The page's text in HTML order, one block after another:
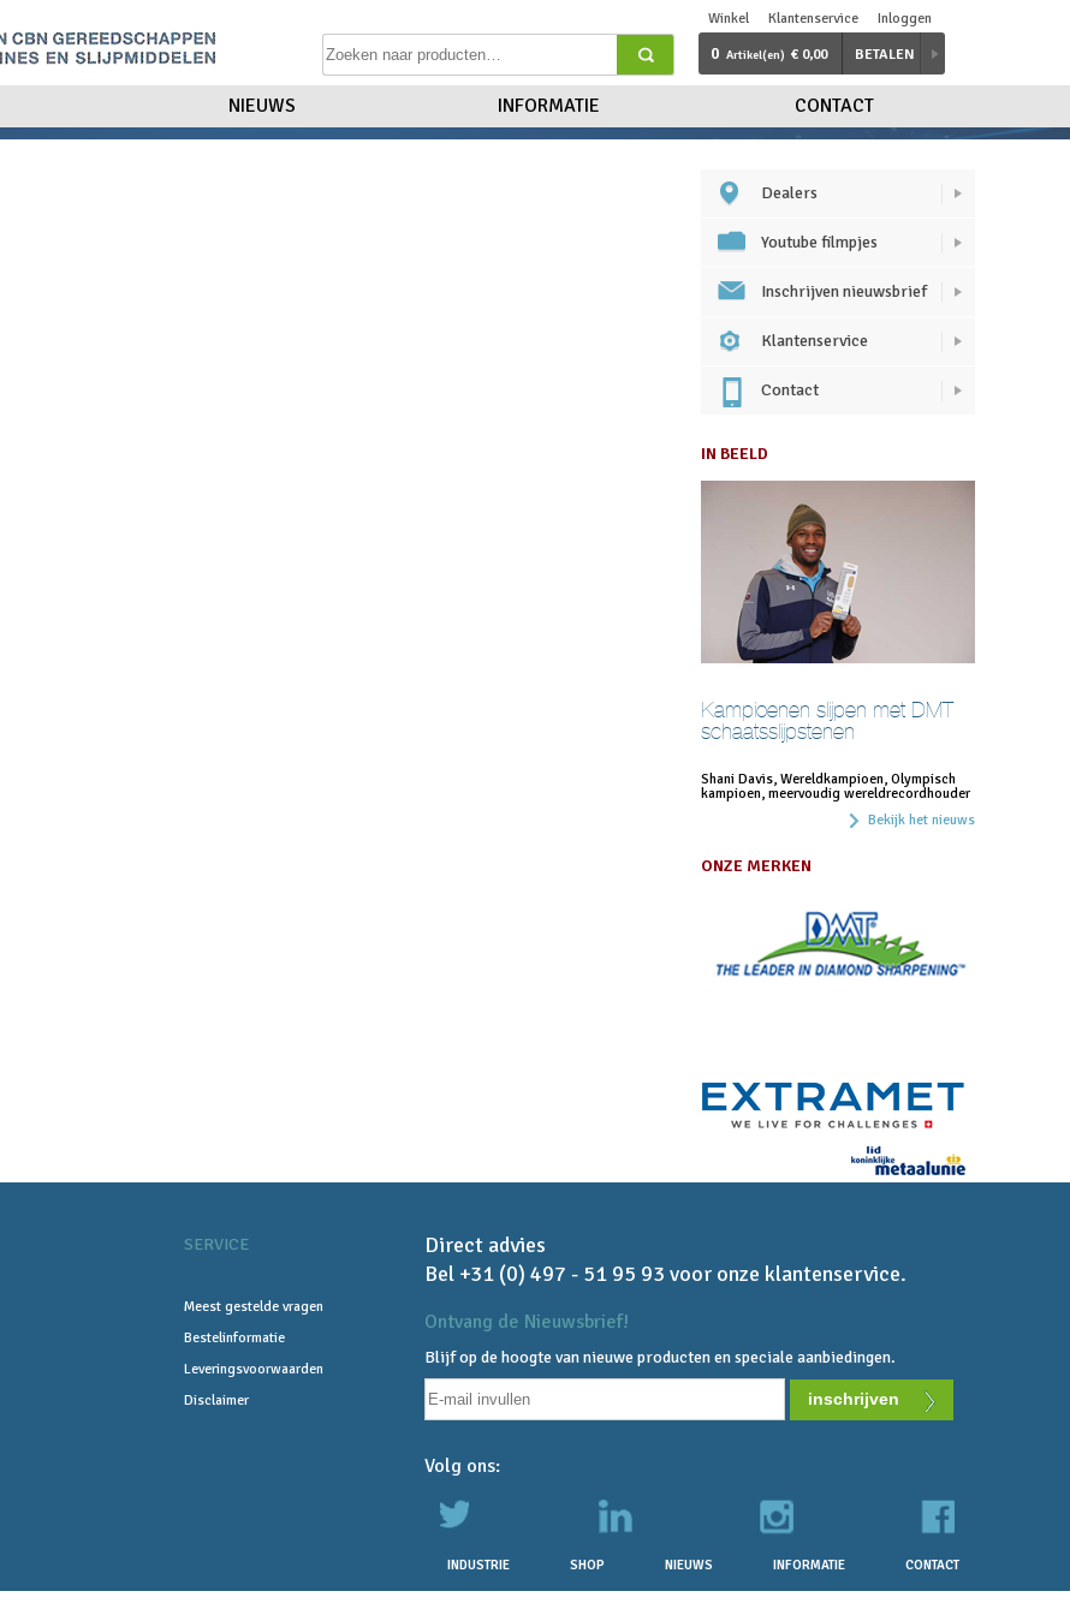
Winkel Klantenservice Inloggen
0 Artikel(en) € 0,00 BETALEN
NIEUWS INFORMATIE CONTACT
Dealers
Youtube filmpjes
Inschrijven nieuwsbrief
Klantenservice
Contact
IN BEELD
Kampioenen slijpen met DMT
schaatsslijpstenen
Shani Davis, Wereldkampioen, Olympisch
kampioen, meervoudig wereldrecordhouder
Bekijk het nieuws
ONZE MERKEN
SERVICE
Meest gestelde vragen
Bestelinformatie
Leveringsvoorwaarden
Disclaimer
Direct advies
Bel +31 (0) 497 - 51 95 93 voor onze klantenservice.
Ontvang de Nieuwsbrief!
Blijf op de hoogte van nieuwe producten en speciale aanbiedingen.
Volg ons:
INDUSTRIE SHOP NIEUWS INFORMATIE CONTACT